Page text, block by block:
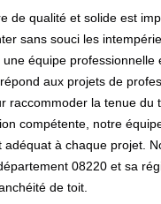
de qualité et solide est
sans souci les
une équipe professionnelle
aux projets de
raccommoder la tenue du
compétente, notre
adéquat à chaque projet.
08220 et sa
de toit.